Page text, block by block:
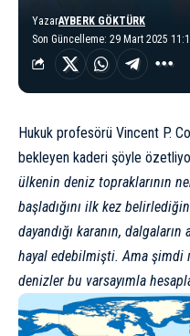
Son Güncelleme: 29 Mart 2025
YazarAYBERK GÖKTÜRK
Hukuk profesörü Vincent P.
bekleyen kaderi şöyle
ülkenin deniz topraklarının
başladığını ilk kez
dayandığı karanın,
hayal edebilmişti. Ama şimdi
denizler bu varsayımla